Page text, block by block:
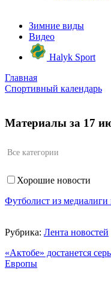
Зимние виды
Видео
Halyk Sport
Главная
Спортивный календарь
Материалы за 17
Все категории
Хорошие новости
Футболист из
Рубрика: Лента новостей
«Актобе» достанется
Европы